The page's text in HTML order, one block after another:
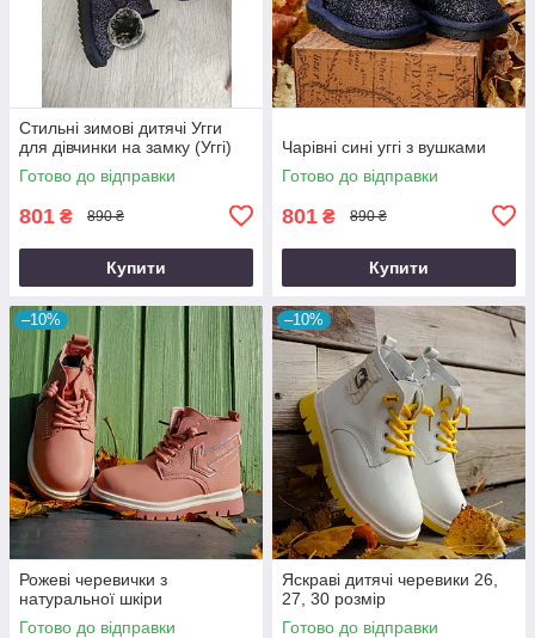
Стильні зимові дитячі Угги
для дівчинки на замку (Уггі)
Готово до відправки
801 ₴ 890 ₴
Купити
Чарівні сині уггі з вушками
Готово до відправки
801 ₴ 890 ₴
Купити
–10%
Рожеві черевички з
натуральної шкіри
Готово до відправки
–10%
Яскраві дитячі черевики 26,
27, 30 розмір
Готово до відправки